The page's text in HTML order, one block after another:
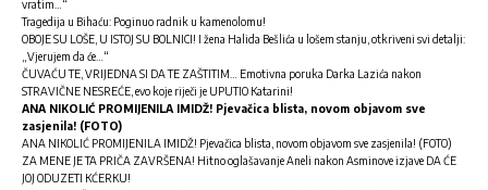
vratim…“
Tragedija u Bihaću: Poginuo radnik u kamenolomu!
OBOJE SU LOŠE, U ISTOJ SU BOLNICI! I žena Halida Bešlića u lošem stanju, otkriveni svi detalji:
„Vjerujem da će…“
ČUVAĆU TE, VRIJEDNA SI DA TE ZAŠTITIM… Emotivna poruka Darka Lazića nakon
STRAVIČNE NESREĆE, evo koje riječi je UPUTIO Katarini!
ANA NIKOLIĆ PROMIJENILA IMIDŽ! Pjevačica blista, novom objavom sve
zasjenila! (FOTO)
ANA NIKOLIĆ PROMIJENILA IMIDŽ! Pjevačica blista, novom objavom sve zasjenila! (FOTO)
ZA MENE JE TA PRIČA ZAVRŠENA! Hitno oglašavanje Aneli nakon Asminove izjave DA ĆE
JOJ ODUZETI KĆERKU!